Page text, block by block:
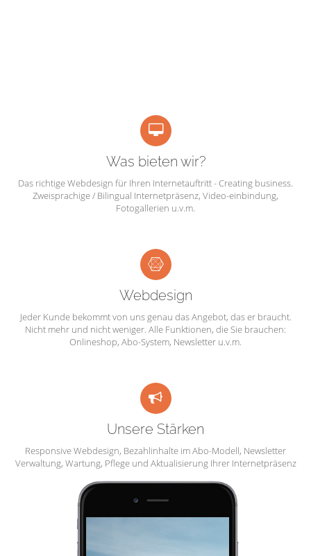
Was bieten wir?
Das richtige Webdesign für Ihren Internetauftritt - Creating business.
Zweisprachige / Bilingual Internetpräsenz, Video-einbindung,
Fotogallerien u.v.m.
Webdesign
Jeder Kunde bekommt von uns genau das Angebot, das er braucht.
Nicht mehr und nicht weniger. Alle Funktionen, die Sie brauchen:
Onlineshop, Abo-System, Newsletter u.v.m.
Unsere Stärken
Responsive Webdesign, Bezahlinhalte im Abo-Modell, Newsletter
Verwaltung, Wartung, Pflege und Aktualisierung Ihrer Internetpräsenz